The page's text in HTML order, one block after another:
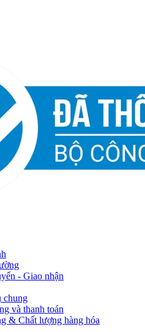
- Giao nhận
chung
và thanh toán
& Chất lượng hàng hóa